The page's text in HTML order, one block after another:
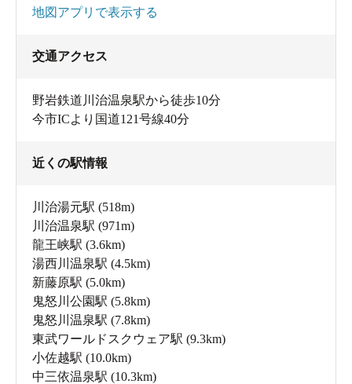
地図アプリで表示する
交通アクセス
野岩鉄道川治温泉駅から徒歩10分
今市ICより国道121号線40分
近くの駅情報
川治湯元駅 (518m)
川治温泉駅 (971m)
龍王峡駅 (3.6km)
湯西川温泉駅 (4.5km)
新藤原駅 (5.0km)
鬼怒川公園駅 (5.8km)
鬼怒川温泉駅 (7.8km)
東武ワールドスクウェア駅 (9.3km)
小佐越駅 (10.0km)
中三依温泉駅 (10.3km)